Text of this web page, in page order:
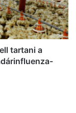
tartani a